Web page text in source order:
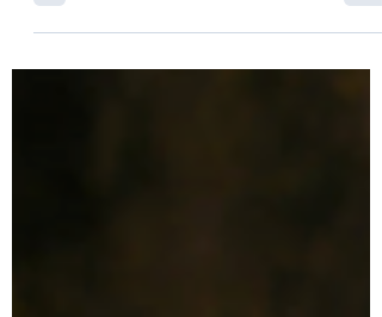
17h00 : les usagers et leurs proches
Rendez-vous et...